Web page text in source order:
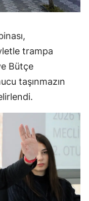
trampa
Bütçe
taşınmazın